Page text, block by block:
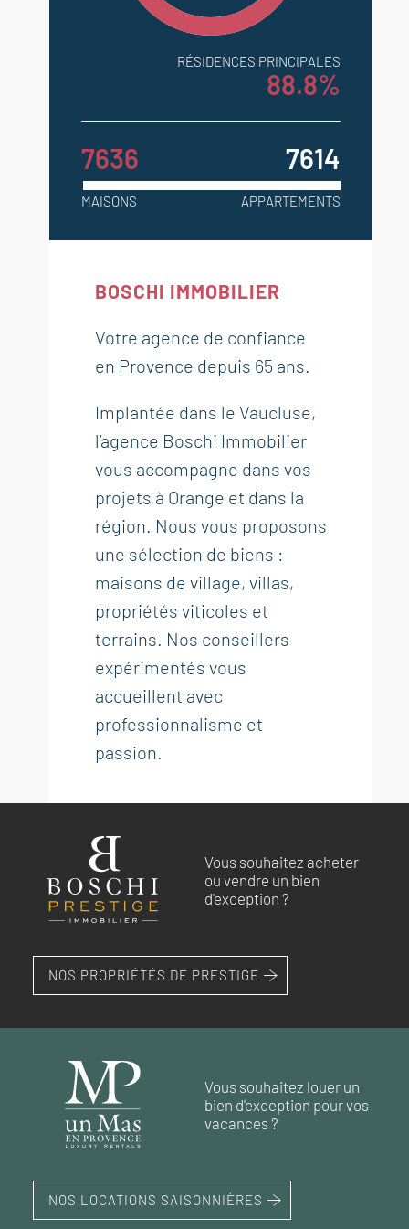
RÉSIDENCES PRINCIPALES
88.8%
7636 7614
MAISONS APPARTEMENTS
BOSCHI IMMOBILIER
Votre agence de confiance
en Provence depuis 65 ans.
Implantée dans le Vaucluse,
l’agence Boschi Immobilier
vous accompagne dans vos
projets à Orange et dans la
région. Nous vous proposons
une sélection de biens :
maisons de village, villas,
propriétés viticoles et
terrains. Nos conseillers
expérimentés vous
accueillent avec
professionnalisme et
passion.
Vous souhaitez acheter
ou vendre un bien
d'exception ?
NOS PROPRIÉTÉS DE PRESTIGE
Vous souhaitez louer un
bien d'exception pour vos
vacances ?
NOS LOCATIONS SAISONNIÈRES